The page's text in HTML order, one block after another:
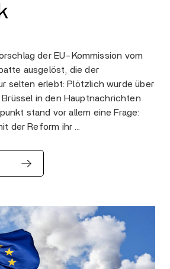
der EU-Kommission vom
ausgelöst, die der
selten erlebt: Plötzlich wurde über
in den Hauptnachrichten
stand vor allem eine Frage:
der Reform ihr …